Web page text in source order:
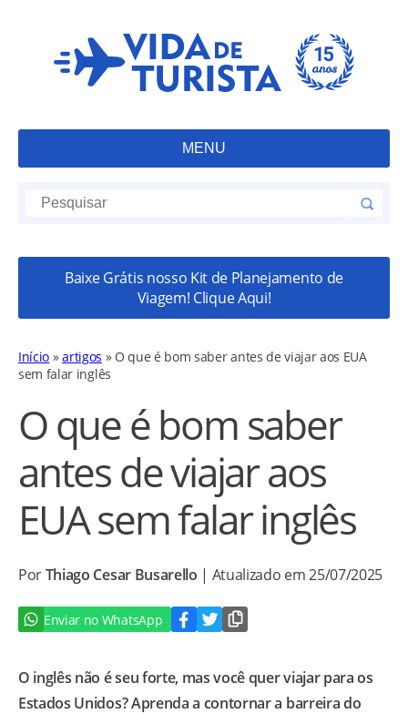
MENU
Baixe Grátis nosso Kit de Planejamento de
Viagem! Clique Aqui!
Início »artigos » O que é bom saber antes de viajar aos EUA
sem falar inglês
O que é bom saber
antes de viajar aos
EUA sem falar inglês
PorThiago Cesar Busarello | Atualizado em 25/07/2025
Enviar no WhatsApp
O inglês não é seu forte, mas você quer viajar para os
Estados Unidos? Aprenda a contornar a barreira do